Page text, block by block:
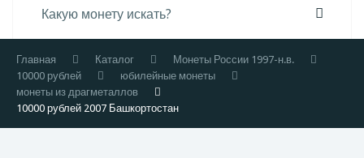
Главная Каталог
Монеты России 1997-н.в.
10000 рублей
юбилейные монеты
монеты из драгметаллов
10000 рублей 2007 Башкортостан